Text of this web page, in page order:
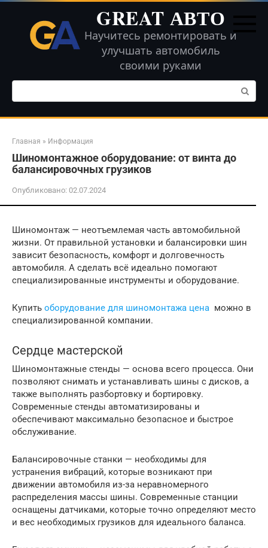
Перейти
контенту
GREAT АВТО
Научитесь ремонтировать и
улучшать автомобиль
своими руками
Поиск:
Главная » Информация
Шиномонтажное оборудование: от винта до
балансировочных грузиков
Опубликовано: 02.07.2024
Шиномонтаж — неотъемлемая часть автомобильной
жизни. От правильной установки и балансировки шин
зависит безопасность, комфорт и долговечность
автомобиля. А сделать всё идеально помогают
специализированные инструменты и оборудование.
Купить оборудование для шиномонтажа цена можно в
специализированной компании.
Сердце мастерской
Шиномонтажные стенды — основа всего процесса. Они
позволяют снимать и устанавливать шины с дисков, а
также выполнять разбортовку и бортировку.
Современные стенды автоматизированы и
обеспечивают максимально безопасное и быстрое
обслуживание.
Балансировочные станки — необходимы для
устранения вибраций, которые возникают при
движении автомобиля из-за неравномерного
распределения массы шины. Современные станции
оснащены датчиками, которые точно определяют место
и вес необходимых грузиков для идеального баланса.